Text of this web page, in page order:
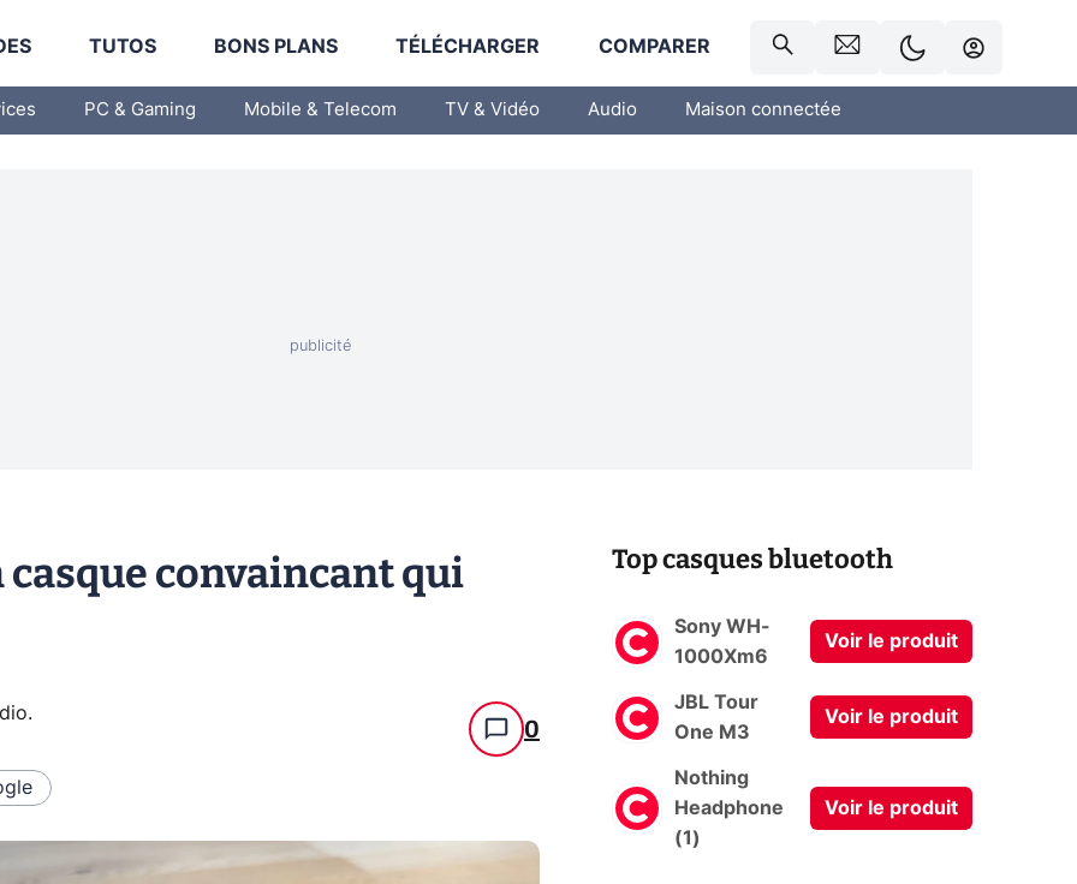
TUTOS BONS PLANS TÉLÉCHARGER COMPARER
PC & Gaming Mobile & Telecom TV & Vidéo Audio Maison connectée
casque convaincant qui
.
0
Top casques bluetooth
Sony WH-
1000Xm6
Voir le produit
JBL Tour
One M3
Voir le produit
Nothing
Headphone
(1)
Voir le produit